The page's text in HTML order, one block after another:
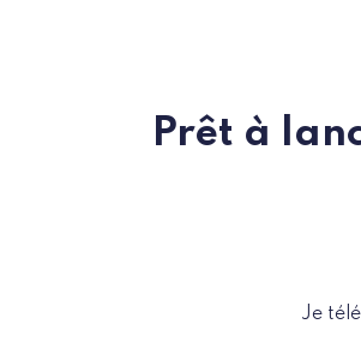
Prêt à
Je